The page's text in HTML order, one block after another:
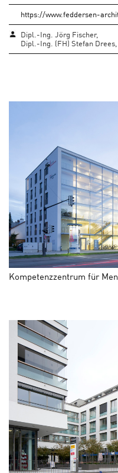
https://www.feddersen-
Dipl.-Ing. Jörg Fischer,
Dipl.-Ing. (FH) Stefan Drees,
Kompetenzzentrum für